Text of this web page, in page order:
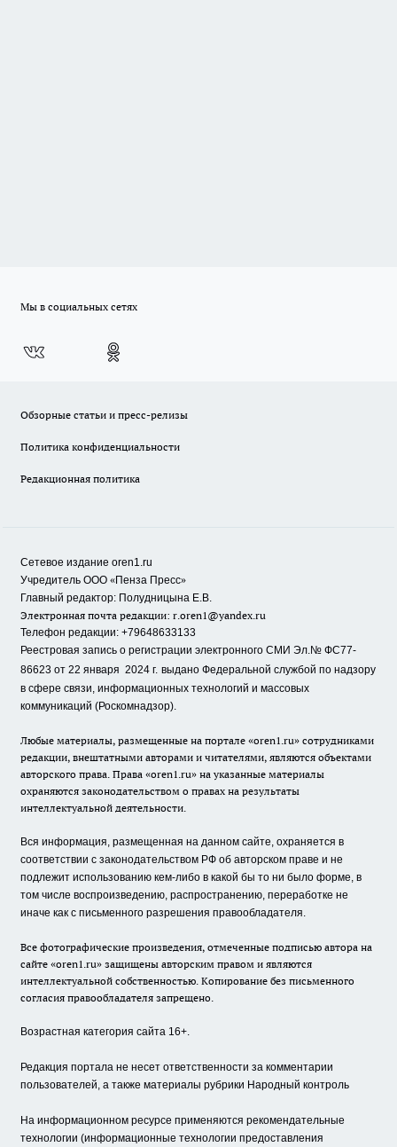
Мы в социальных сетях
Обзорные статьи и пресс-релизы
Политика конфиденциальности
Редакционная политика
Сетевое издание oren1.ru
Учредитель ООО «Пенза Пресс»
Главный редактор: Полудницына Е.В.
Электронная почта редакции: r.oren1@yandex.ru
Телефон редакции: +79648633133
Реестровая запись о регистрации электронного СМИ Эл.№ ФС77-
86623 от 22 января 2024 г. выдано Федеральной службой по надзору
в сфере связи, информационных технологий и массовых
коммуникаций (Роскомнадзор).
Любые материалы, размещенные на портале «oren1.ru» сотрудниками
редакции, внештатными авторами и читателями, являются объектами
авторского права. Права «oren1.ru» на указанные материалы
охраняются законодательством о правах на результаты
интеллектуальной деятельности.
Вся информация, размещенная на данном сайте, охраняется в
соответствии с законодательством РФ об авторском праве и не
подлежит использованию кем-либо в какой бы то ни было форме, в
том числе воспроизведению, распространению, переработке не
иначе как с письменного разрешения правообладателя.
Все фотографические произведения, отмеченные подписью автора на
сайте «oren1.ru» защищены авторским правом и являются
интеллектуальной собственностью. Копирование без письменного
согласия правообладателя запрещено.
Возрастная категория сайта 16+.
Редакция портала не несет ответственности за комментарии
пользователей, а также материалы рубрики Народный контроль
На информационном ресурсе применяются рекомендательные
технологии (информационные технологии предоставления